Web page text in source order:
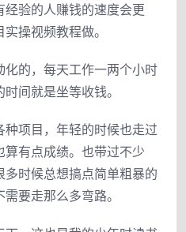
验的人赚钱的速度会更
操视频教程做。
的，每天工作一两个小时
间就是坐等收钱。
项目，年轻的时候也走过
有点成绩。也带过不少
时候总想搞点简单粗暴的
要走那么多弯路。